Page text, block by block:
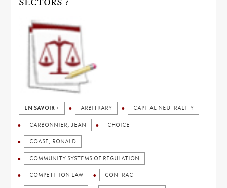
SECTORS ?
EN SAVOIR + ARBITRARY CAPITAL NEUTRALITY
CARBONNIER, JEAN CHOICE
COASE, RONALD
COMMUNITY SYSTEMS OF REGULATION
COMPETITION LAW CONTRACT